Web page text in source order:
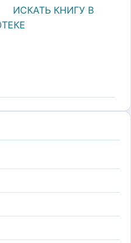
ИСКАТЬ КНИГУ В